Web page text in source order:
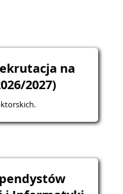
na
2027)